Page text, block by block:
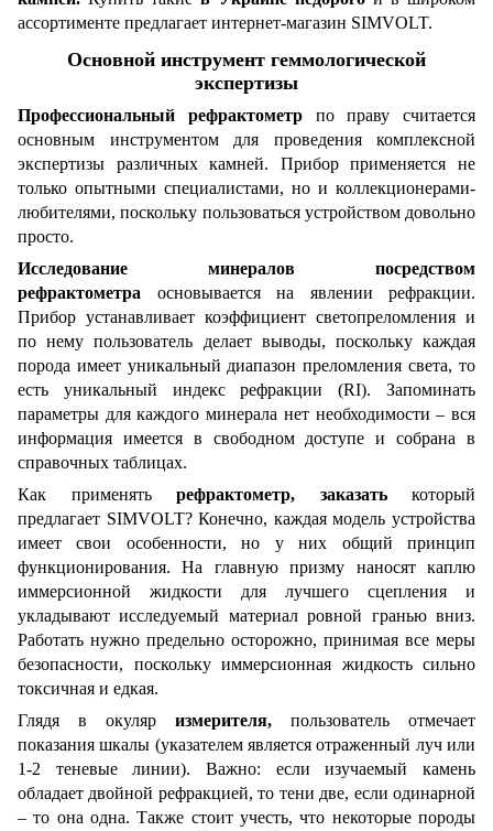
ассортименте предлагает интернет-магазин SIMVOLT.
Основной инструмент геммологической
экспертизы
Профессиональный рефрактометрпо праву считается
основным инструментом для проведения комплексной
экспертизы различных камней. Прибор применяется не
только опытными специалистами, но и коллекционерами-
любителями, поскольку пользоваться устройством довольно
просто.
Исследование минералов посредством
рефрактометра основывается на явлении рефракции.
Прибор устанавливает коэффициент светопреломления и
по нему пользователь делает выводы, поскольку каждая
порода имеет уникальный диапазон преломления света, то
есть уникальный индекс рефракции (RI). Запоминать
параметры для каждого минерала нет необходимости – вся
информация имеется в свободном доступе и собрана в
справочных таблицах.
Как применять рефрактометр, заказатькоторый
предлагает SIMVOLT? Конечно, каждая модель устройства
имеет свои особенности, но у них общий принцип
функционирования. На главную призму наносят каплю
иммерсионной жидкости для лучшего сцепления и
укладывают исследуемый материал ровной гранью вниз.
Работать нужно предельно осторожно, принимая все меры
безопасности, поскольку иммерсионная жидкость сильно
токсичная и едкая.
Глядя в окуляр измерителя, пользователь отмечает
показания шкалы (указателем является отраженный луч или
1-2 теневые линии). Важно: если изучаемый камень
обладает двойной рефракцией, то тени две, если одинарной
– то она одна. Также стоит учесть, что некоторые породы